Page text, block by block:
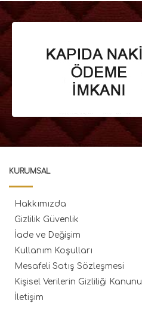
KURUMSAL
Hakkımızda
Gizlilik Güvenlik
İade ve Değişim
Kullanım Koşulları
Mesafeli Satış Sözleşmesi
Kişisel Verilerin Gizliliği Kanunu
İletişim